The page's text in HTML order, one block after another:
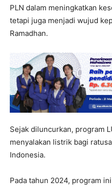
PLN dalam meningkatkan
tetapi juga menjadi wujud
Ramadhan.
Sejak diluncurkan, program
menyalakan listrik bagi
Indonesia.
Pada tahun 2024, program